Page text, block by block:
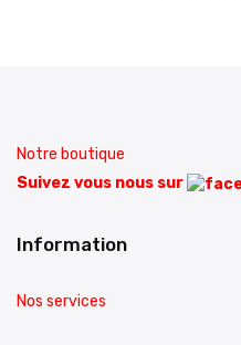
Notre boutique
Suivez vous nous sur
Information
Nos services